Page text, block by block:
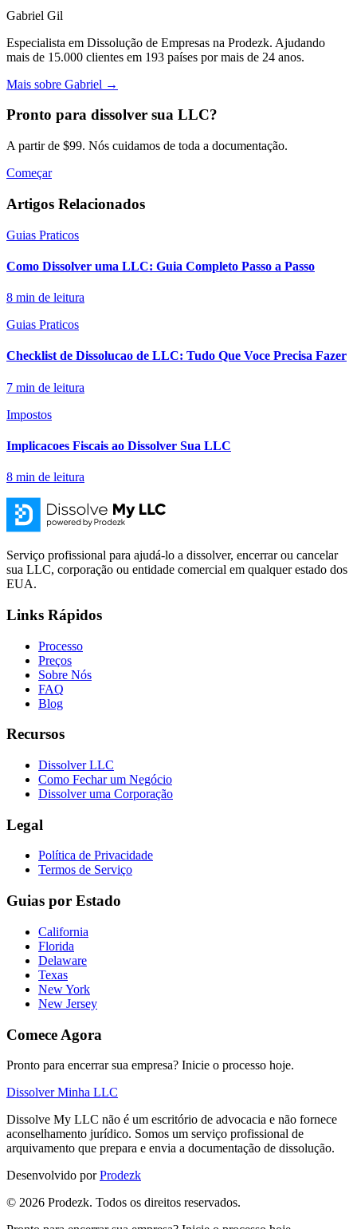
Gabriel Gil
Especialista em Dissolução de Empresas na Prodezk. Ajudando
mais de 15.000 clientes em 193 países por mais de 24 anos.
Mais sobre Gabriel →
Pronto para dissolver sua LLC?
A partir de $99. Nós cuidamos de toda a documentação.
Começar
Artigos Relacionados
Guias Praticos
Como Dissolver uma LLC: Guia Completo Passo a Passo
8 min de leitura
Guias Praticos
Checklist de Dissolucao de LLC: Tudo Que Voce Precisa Fazer
7 min de leitura
Impostos
Implicacoes Fiscais ao Dissolver Sua LLC
8 min de leitura
Serviço profissional para ajudá-lo a dissolver, encerrar ou cancelar
sua LLC, corporação ou entidade comercial em qualquer estado dos
EUA.
Links Rápidos
Processo
Preços
Sobre Nós
FAQ
Blog
Recursos
Dissolver LLC
Como Fechar um Negócio
Dissolver uma Corporação
Legal
Política de Privacidade
Termos de Serviço
Guias por Estado
California
Florida
Delaware
Texas
New York
New Jersey
Comece Agora
Pronto para encerrar sua empresa? Inicie o processo hoje.
Dissolver Minha LLC
Dissolve My LLC não é um escritório de advocacia e não fornece
aconselhamento jurídico. Somos um serviço profissional de
arquivamento que prepara e envia a documentação de dissolução.
Desenvolvido por Prodezk
© 2026 Prodezk. Todos os direitos reservados.